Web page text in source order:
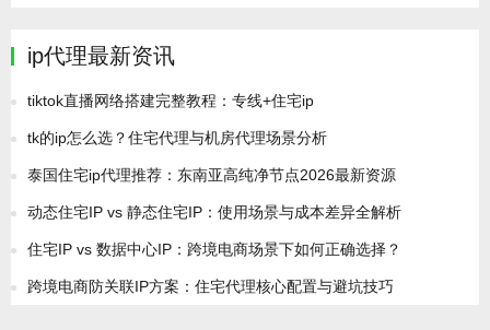
ip代理最新资讯
tiktok直播网络搭建完整教程：专线+住宅ip
tk的ip怎么选？住宅代理与机房代理场景分析
泰国住宅ip代理推荐：东南亚高纯净节点2026最新资源
动态住宅IP vs 静态住宅IP：使用场景与成本差异全解析
住宅IP vs 数据中心IP：跨境电商场景下如何正确选择？
跨境电商防关联IP方案：住宅代理核心配置与避坑技巧